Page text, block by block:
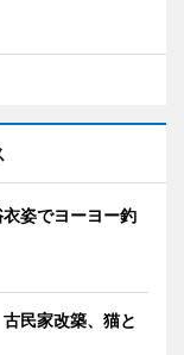
姿でヨーヨー釣
民家改築、猫と